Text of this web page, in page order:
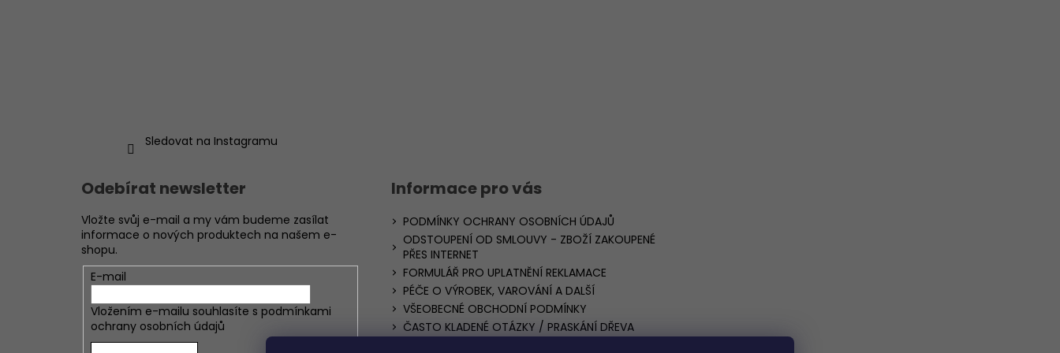
Sledovat na Instagramu
Odebírat newsletter
Vložte svůj e-mail a my vám budeme zasílat
informace o nových produktech na našem e-
shopu.
E-mail
Vložením e-mailu souhlasíte s podmínkami
ochrany osobních údajů
Informace pro vás
PODMÍNKY OCHRANY OSOBNÍCH ÚDAJŮ
ODSTOUPENÍ OD SMLOUVY - ZBOŽÍ ZAKOUPENÉ
PŘES INTERNET
FORMULÁŘ PRO UPLATNĚNÍ REKLAMACE
PÉČE O VÝROBEK, VAROVÁNÍ A DALŠÍ
VŠEOBECNÉ OBCHODNÍ PODMÍNKY
ČASTO KLADENÉ OTÁZKY / PRASKÁNÍ DŘEVA